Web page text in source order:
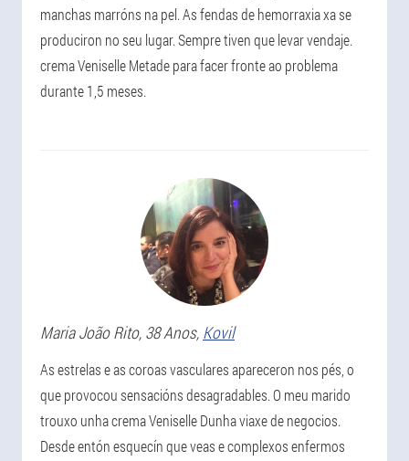
manchas marróns na pel. As fendas de hemorraxia xa se
produciron no seu lugar. Sempre tiven que levar vendaje.
crema Veniselle Metade para facer fronte ao problema
durante 1,5 meses.
Maria João Rito, 38 Anos, Kovil
As estrelas e as coroas vasculares apareceron nos pés, o
que provocou sensacións desagradables. O meu marido
trouxo unha crema Veniselle Dunha viaxe de negocios.
Desde entón esquecín que veas e complexos enfermos